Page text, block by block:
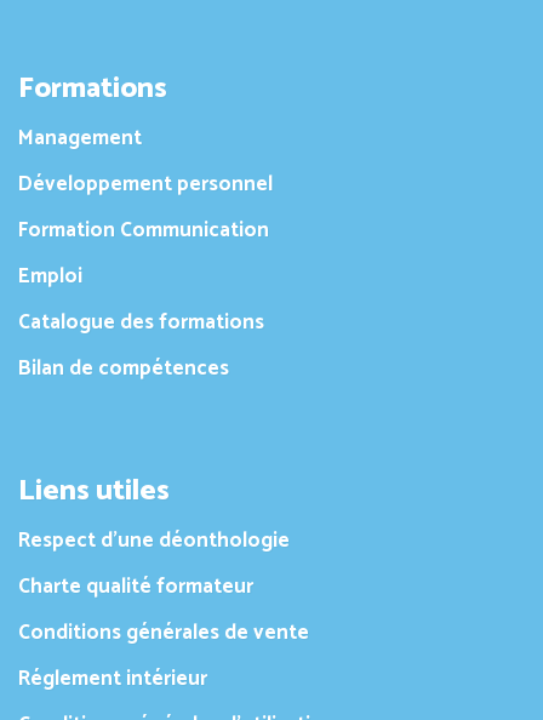
Formations
Management
Développement personnel
Formation Communication
Emploi
Catalogue des formations
Bilan de compétences
Liens utiles
Respect d’une déonthologie
Charte qualité formateur
Conditions générales de vente
Réglement intérieur